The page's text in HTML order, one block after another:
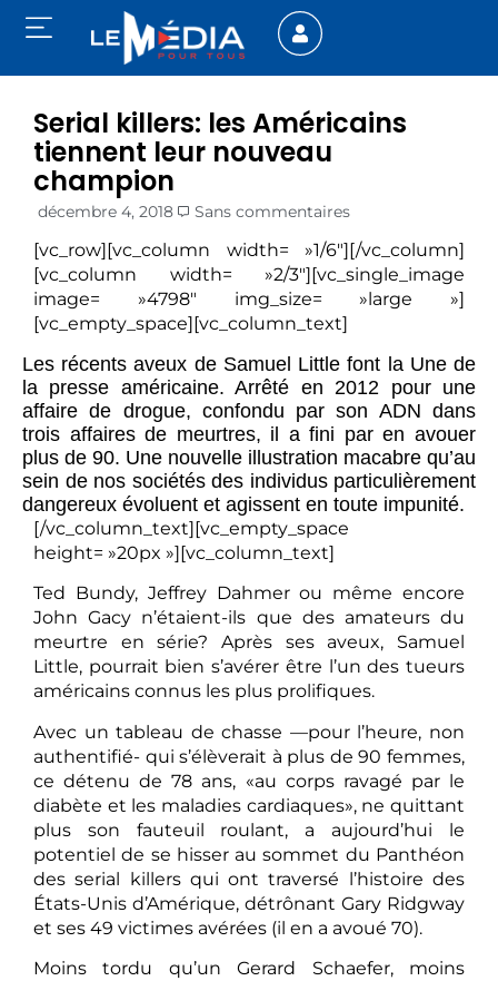
Serial killers: les Américains
tiennent leur nouveau
champion
décembre 4, 2018 Sans commentaires
[vc_row][vc_column width= »1/6″][/vc_column]
[vc_column width= »2/3″][vc_single_image
image= »4798″ img_size= »large »]
[vc_empty_space][vc_column_text]
Les récents aveux de Samuel Little font la Une de
la presse américaine. Arrêté en 2012 pour une
affaire de drogue, confondu par son ADN dans
trois affaires de meurtres, il a fini par en avouer
plus de 90. Une nouvelle illustration macabre qu’au
sein de nos sociétés des individus particulièrement
dangereux évoluent et agissent en toute impunité.
[/vc_column_text][vc_empty_space
height= »20px »][vc_column_text]
Ted Bundy, Jeffrey Dahmer ou même encore
John Gacy n’étaient-ils que des amateurs du
meurtre en série? Après ses aveux, Samuel
Little, pourrait bien s’avérer être l’un des tueurs
américains connus les plus prolifiques.
Avec un tableau de chasse —pour l’heure, non
authentifié- qui s’élèverait à plus de 90 femmes,
ce détenu de 78 ans, «au corps ravagé par le
diabète et les maladies cardiaques», ne quittant
plus son fauteuil roulant, a aujourd’hui le
potentiel de se hisser au sommet du Panthéon
des serial killers qui ont traversé l’histoire des
États-Unis d’Amérique, détrônant Gary Ridgway
et ses 49 victimes avérées (il en a avoué 70).
Moins tordu qu’un Gerard Schaefer, moins